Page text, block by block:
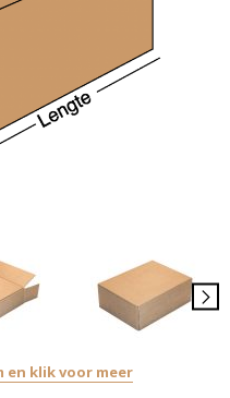
en klik voor meer